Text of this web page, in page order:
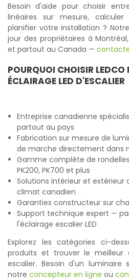
Besoin d'aide pour choisir
linéaires sur mesure,
planifier votre installation ?
jour des propriétaires à
et partout au Canada —
POURQUOI CHOISIR LEDCO
ÉCLAIRAGE LED D'ESCALIER
Entreprise canadienne
partout au pays
Fabrication sur mesure de
de marche directement dans
Gamme complète de rondelles
PK200, PK700 et plus
Solutions intérieur et extérieur
climat canadien
Garanties constructeur sur
Support technique expert —
l'éclairage escalier LED
Explorez les catégories ci-
produits et trouver le meilleur
escalier. Besoin d'un luminaire
notre concepteur en ligne ou